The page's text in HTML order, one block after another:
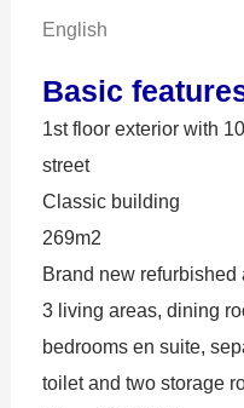
English
Basic
1st floor exterior with
street
Classic building
269m2
Brand new refurbished
3 living areas, dining
bedrooms en suite,
toilet and two storage